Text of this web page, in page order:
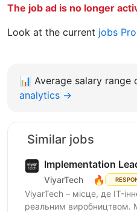
The job ad is no longer
Look at the current jobs
📊 Average salary range
analytics →
Similar jobs
Implementation
ViyarTech 🔥
ViyarTech – місце, де IT-
реальним виробництвом.